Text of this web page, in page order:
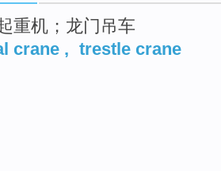
重机；龙门吊车
crane , trestle crane